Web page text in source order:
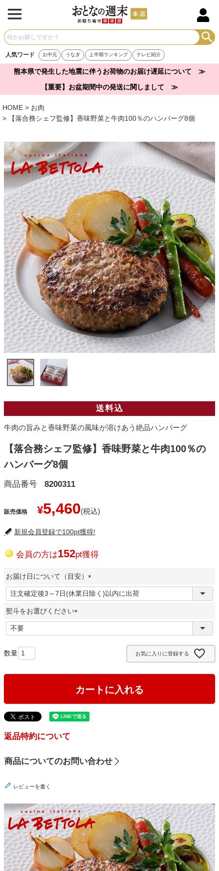
人気ワード お中元 うなぎ 上半期ランキング テレビ紹介
熊本県で発生した地震に伴うお荷物のお届け遅延について ≫
【重要】お盆期間中の発送に関しまして ≫
HOME
お肉
【落合務シェフ監修】香味野菜と牛肉100％のハンバーグ8個
送料込
牛肉の旨みと香味野菜の風味が溶けあう絶品ハンバーグ
【落合務シェフ監修】香味野菜と牛肉100％の
ハンバーグ8個
商品番号 8200311
販売価格 ¥5,460
新規会員登録で100pt獲得!
会員の方は152pt獲得
お届け日について（目安）
(
必
)
熨斗をお選びください
必
お気に入りに登録する
カートに入れる
返品特約について
商品についてのお問い合わせ
レビューを書く